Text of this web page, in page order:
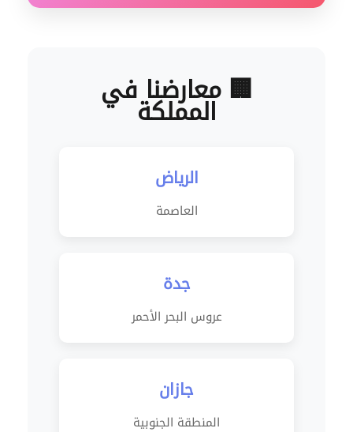
🏢 معارضنا في
المملكة
الرياض
العاصمة
جدة
عروس البحر الأحمر
جازان
المنطقة الجنوبية